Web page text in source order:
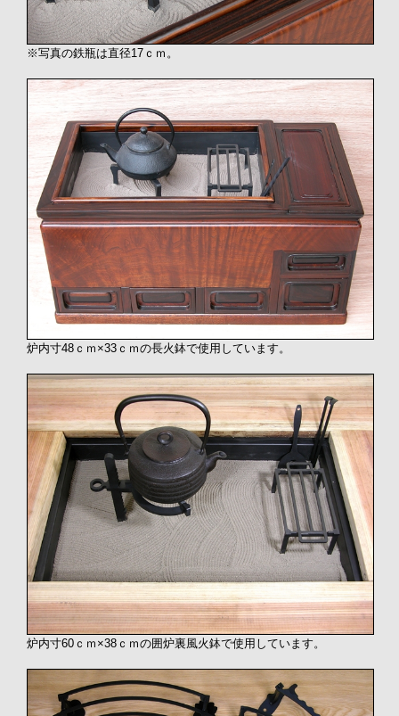
※写真の鉄瓶は直径17ｃｍ。
炉内寸48ｃｍ×33ｃｍの長火鉢で使用しています。
炉内寸60ｃｍ×38ｃｍの囲炉裏風火鉢で使用しています。